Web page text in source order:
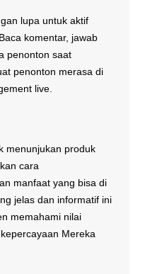
lupa untuk aktif
komentar, jawab
penonton saat
penonton merasa di
live.
menunjukan produk
cara
manfaat yang bisa di
jelas dan informatif ini
memahami nilai
Mereka